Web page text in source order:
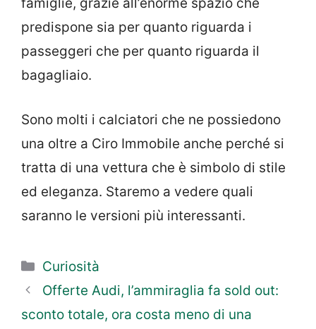
famiglie, grazie all’enorme spazio che
predispone sia per quanto riguarda i
passeggeri che per quanto riguarda il
bagagliaio.
Sono molti i calciatori che ne possiedono
una oltre a Ciro Immobile anche perché si
tratta di una vettura che è simbolo di stile
ed eleganza. Staremo a vedere quali
saranno le versioni più interessanti.
Categorie
Curiosità
Offerte Audi, l’ammiraglia fa sold out:
sconto totale, ora costa meno di una